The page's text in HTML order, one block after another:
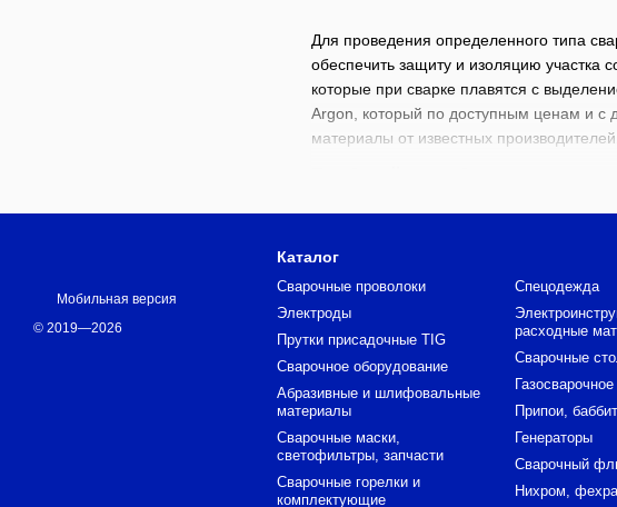
Для проведения определенного типа
обеспечить защиту и изоляцию участка
которые при сварке плавятся с
Argon, который по доступным ценам и с
материалы от известных производителей.
Плавленые – изготовлены в
Представленные модификации могут
Чтобы купить качественный
Мобильная версия
© 2019—2026
Каталог
Сварочные проволоки
Электроды
Прутки присадочные TIG
Сварочное оборудование
Абразивные и шлифовальные
материалы
Сварочные маски,
светофильтры, запчасти
Сварочные горелки и
комплектующие
Спецодежда
расходные
Сварочные
Припои,
Генераторы
Сварочный
Нихром,